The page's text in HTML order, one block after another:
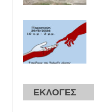
ΕΚΛΟΓΕΣ